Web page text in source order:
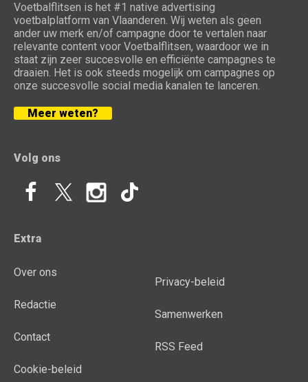
Voetbalflitsen is het #1 native advertising
voetbalplatform van Vlaanderen. Wij weten als geen
ander uw merk en/of campagne door te vertalen naar
relevante content voor Voetbalflitsen, waardoor we in
staat zijn zeer succesvolle en efficiënte campagnes te
draaien. Het is ook steeds mogelijk om campagnes op
onze succesvolle social media kanalen te lanceren.
Meer weten?
Volg ons
Extra
Over ons
Redactie
Contact
Cookie-beleid
Privacy-beleid
Samenwerken
RSS Feed